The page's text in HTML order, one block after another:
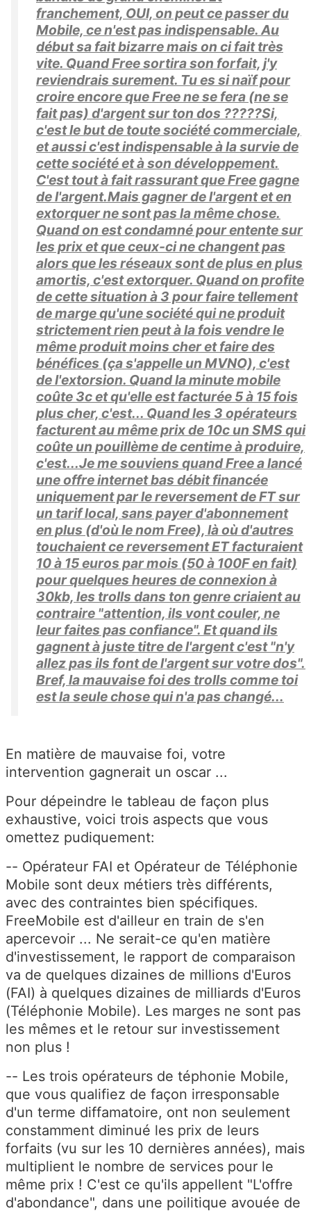
franchement, OUI, on peut ce passer du
Mobile, ce n'est pas indispensable. Au
début sa fait bizarre mais on ci fait très
vite. Quand Free sortira son forfait, j'y
reviendrais surement. Tu es si naïf pour
croire encore que Free ne se fera (ne se
fait pas) d'argent sur ton dos ?????Si,
c'est le but de toute société commerciale,
et aussi c'est indispensable à la survie de
cette société et à son développement.
C'est tout à fait rassurant que Free gagne
de l'argent.Mais gagner de l'argent et en
extorquer ne sont pas la même chose.
Quand on est condamné pour entente sur
les prix et que ceux-ci ne changent pas
alors que les réseaux sont de plus en plus
amortis, c'est extorquer. Quand on profite
de cette situation à 3 pour faire tellement
de marge qu'une société qui ne produit
strictement rien peut à la fois vendre le
même produit moins cher et faire des
bénéfices (ça s'appelle un MVNO), c'est
de l'extorsion. Quand la minute mobile
coûte 3c et qu'elle est facturée 5 à 15 fois
plus cher, c'est... Quand les 3 opérateurs
facturent au même prix de 10c un SMS qui
coûte un pouillème de centime à produire,
c'est...Je me souviens quand Free a lancé
une offre internet bas débit financée
uniquement par le reversement de FT sur
un tarif local, sans payer d'abonnement
en plus (d'où le nom Free), là où d'autres
touchaient ce reversement ET facturaient
10 à 15 euros par mois (50 à 100F en fait)
pour quelques heures de connexion à
30kb, les trolls dans ton genre criaient au
contraire "attention, ils vont couler, ne
leur faites pas confiance". Et quand ils
gagnent à juste titre de l'argent c'est "n'y
allez pas ils font de l'argent sur votre dos".
Bref, la mauvaise foi des trolls comme toi
est la seule chose qui n'a pas changé...
En matière de mauvaise foi, votre
intervention gagnerait un oscar ...
Pour dépeindre le tableau de façon plus
exhaustive, voici trois aspects que vous
omettez pudiquement:
-- Opérateur FAI et Opérateur de Téléphonie
Mobile sont deux métiers très différents,
avec des contraintes bien spécifiques.
FreeMobile est d'ailleur en train de s'en
apercevoir ... Ne serait-ce qu'en matière
d'investissement, le rapport de comparaison
va de quelques dizaines de millions d'Euros
(FAI) à quelques dizaines de milliards d'Euros
(Téléphonie Mobile). Les marges ne sont pas
les mêmes et le retour sur investissement
non plus !
-- Les trois opérateurs de téphonie Mobile,
que vous qualifiez de façon irresponsable
d'un terme diffamatoire, ont non seulement
constamment diminué les prix de leurs
forfaits (vu sur les 10 dernières années), mais
multiplient le nombre de services pour le
même prix ! C'est ce qu'ils appellent "L'offre
d'abondance", dans une poilitique avouée de